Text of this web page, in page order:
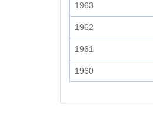
1963
1962
1961
1960